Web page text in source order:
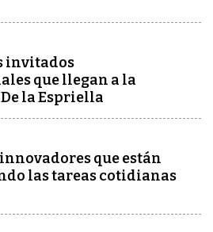
invitados
que llegan a la
la Espriella
que están
las tareas cotidianas